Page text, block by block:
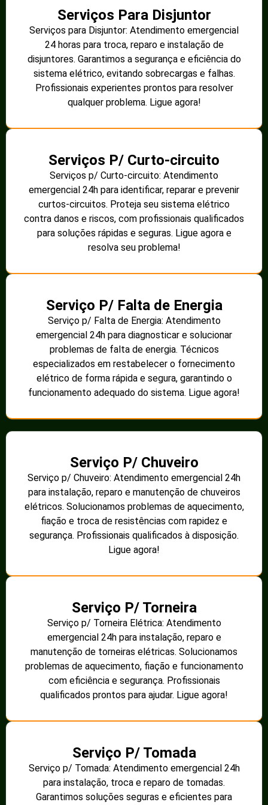
Serviços Para Disjuntor
Serviços para Disjuntor: Atendimento emergencial
24 horas para troca, reparo e instalação de
disjuntores. Garantimos a segurança e eficiência do
sistema elétrico, evitando sobrecargas e falhas.
Profissionais experientes prontos para resolver
qualquer problema. Ligue agora!
Serviços P/ Curto-circuito
Serviços p/ Curto-circuito: Atendimento
emergencial 24h para identificar, reparar e prevenir
curtos-circuitos. Proteja seu sistema elétrico
contra danos e riscos, com profissionais qualificados
para soluções rápidas e seguras. Ligue agora e
resolva seu problema!
Serviço P/ Falta de Energia
Serviço p/ Falta de Energia: Atendimento
emergencial 24h para diagnosticar e solucionar
problemas de falta de energia. Técnicos
especializados em restabelecer o fornecimento
elétrico de forma rápida e segura, garantindo o
funcionamento adequado do sistema. Ligue agora!
Serviço P/ Chuveiro
Serviço p/ Chuveiro: Atendimento emergencial 24h
para instalação, reparo e manutenção de chuveiros
elétricos. Solucionamos problemas de aquecimento,
fiação e troca de resistências com rapidez e
segurança. Profissionais qualificados à disposição.
Ligue agora!
Serviço P/ Torneira
Serviço p/ Torneira Elétrica: Atendimento
emergencial 24h para instalação, reparo e
manutenção de torneiras elétricas. Solucionamos
problemas de aquecimento, fiação e funcionamento
com eficiência e segurança. Profissionais
qualificados prontos para ajudar. Ligue agora!
Serviço P/ Tomada
Serviço p/ Tomada: Atendimento emergencial 24h
para instalação, troca e reparo de tomadas.
Garantimos soluções seguras e eficientes para